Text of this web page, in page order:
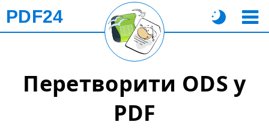
PDF24
Перетворити ODS у
PDF